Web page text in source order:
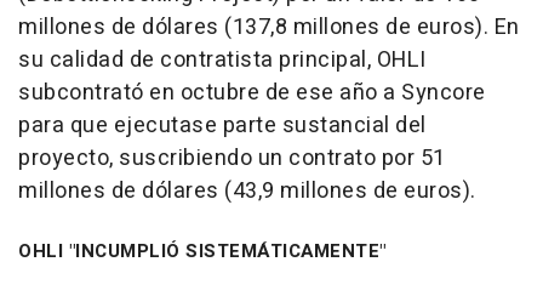
millones de dólares (137,8 millones de euros). En
su calidad de contratista principal, OHLI
subcontrató en octubre de ese año a Syncore
para que ejecutase parte sustancial del
proyecto, suscribiendo un contrato por 51
millones de dólares (43,9 millones de euros).
OHLI "INCUMPLIÓ SISTEMÁTICAMENTE"